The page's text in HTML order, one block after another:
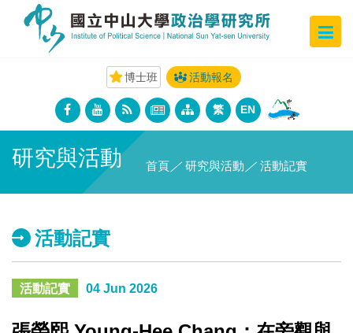
博士班 活動報名
繁 EN
研究與活動 首頁 ／ 研究與活動 ／ 活動記實
活動記實
活動記實 04 Jun 2026